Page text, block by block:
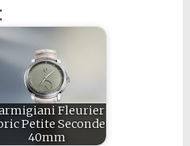
Fleurier
Petite Seconde
40mm